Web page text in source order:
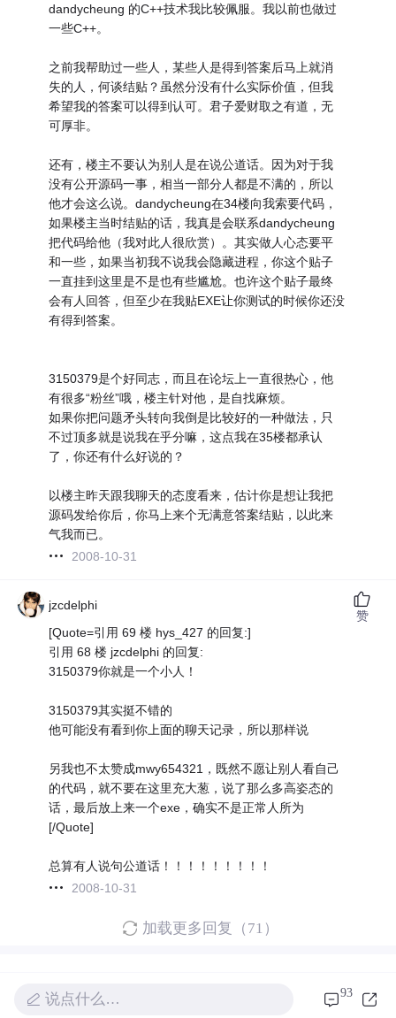
dandycheung 的C++技术我比较佩服。我以前也做过
一些C++。
之前我帮助过一些人，某些人是得到答案后马上就消
失的人，何谈结贴？虽然分没有什么实际价值，但我
希望我的答案可以得到认可。君子爱财取之有道，无
可厚非。
还有，楼主不要认为别人是在说公道话。因为对于我
没有公开源码一事，相当一部分人都是不满的，所以
他才会这么说。dandycheung在34楼向我索要代码，
如果楼主当时结贴的话，我真是会联系dandycheung
把代码给他（我对此人很欣赏）。其实做人心态要平
和一些，如果当初我不说我会隐藏进程，你这个贴子
一直挂到这里是不是也有些尴尬。也许这个贴子最终
会有人回答，但至少在我贴EXE让你测试的时候你还没
有得到答案。
3150379是个好同志，而且在论坛上一直很热心，他
有很多“粉丝”哦，楼主针对他，是自找麻烦。
如果你把问题矛头转向我倒是比较好的一种做法，只
不过顶多就是说我在乎分嘛，这点我在35楼都承认
了，你还有什么好说的？
以楼主昨天跟我聊天的态度看来，估计你是想让我把
源码发给你后，你马上来个无满意答案结贴，以此来
气我而已。
2008-10-31
jzcdelphi
[Quote=引用 69 楼 hys_427 的回复:]
引用 68 楼 jzcdelphi 的回复:
3150379你就是一个小人！
3150379其实挺不错的
他可能没有看到你上面的聊天记录，所以那样说
另我也不太赞成mwy654321，既然不愿让别人看自己
的代码，就不要在这里充大葱，说了那么多高姿态的
话，最后放上来一个exe，确实不是正常人所为
[/Quote]
总算有人说句公道话！！！！！！！！！
2008-10-31
赞
加载更多回复（71）
MS17-010补丁是一款针对WannaCry勒索病毒的 系统补丁，
说点什么… 93